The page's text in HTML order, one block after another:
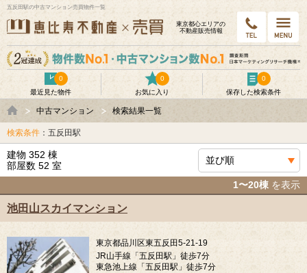
五反田駅の中古マンション売買物件一覧
東京都⼼エリアの
不動産販売情報
最近見た物件
0
お気に入り
0
保存した検索条件
0
中古マンション 検索結果一覧
検索条件 ：五反田駅
建物 352 棟
部屋数 52 室
1〜20棟 を表示
池田山スカイマンション
東京都品川区東五反田5-21-19
JR山手線「五反田駅」徒歩7分
東急池上線「五反田駅」徒歩7分